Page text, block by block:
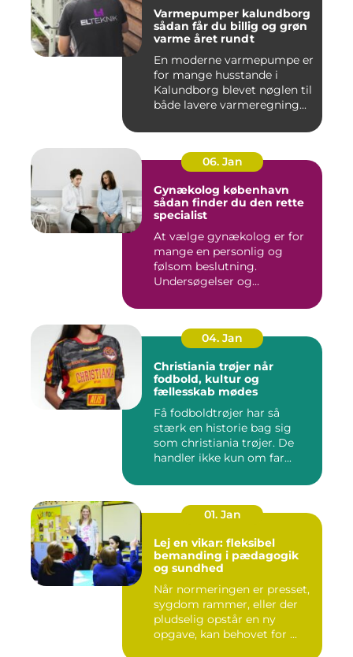
Varmepumper kalundborg
sådan får du billig og grøn
varme året rundt
En moderne varmepumpe er
for mange husstande i
Kalundborg blevet nøglen til
både lavere varmeregning...
06. Jan
Gynækolog københavn
sådan finder du den rette
specialist
At vælge gynækolog er for
mange en personlig og
følsom beslutning.
Undersøgelser og
04. Jan
Christiania trøjer når
fodbold, kultur og
fællesskab mødes
Få fodboldtrøjer har så
stærk en historie bag sig
som christiania trøjer. De
handler ikke kun om far...
01. Jan
Lej en vikar: fleksibel
bemanding i pædagogik
og sundhed
Når normeringen er presset,
sygdom rammer, eller der
pludselig opstår en ny
opgave, kan behovet for ...